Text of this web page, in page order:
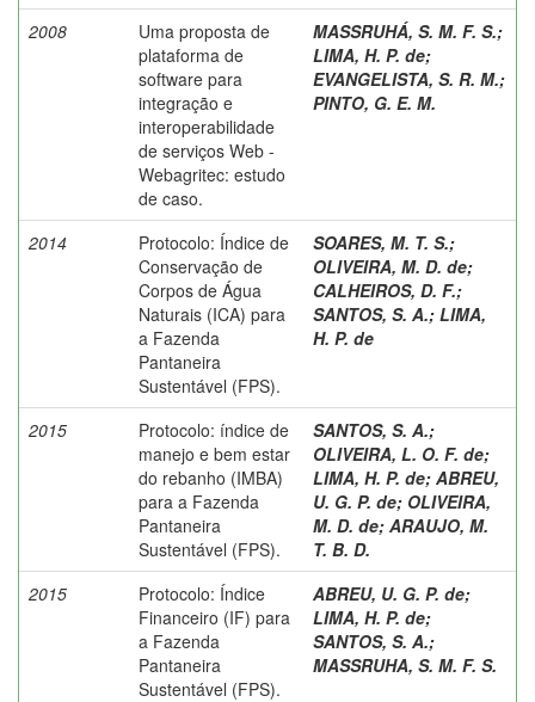
2008
Uma proposta de
plataforma de
software para
integração e
interoperabilidade
de serviços Web -
Webagritec: estudo
de caso.
MASSRUHÁ, S. M. F. S.;
LIMA, H. P. de;
EVANGELISTA, S. R. M.;
PINTO, G. E. M.
2014
Protocolo: Índice de
Conservação de
Corpos de Água
Naturais (ICA) para
a Fazenda
Pantaneira
Sustentável (FPS).
SOARES, M. T. S.;
OLIVEIRA, M. D. de;
CALHEIROS, D. F.;
SANTOS, S. A.; LIMA,
H. P. de
2015
Protocolo: índice de
manejo e bem estar
do rebanho (IMBA)
para a Fazenda
Pantaneira
Sustentável (FPS).
SANTOS, S. A.;
OLIVEIRA, L. O. F. de;
LIMA, H. P. de; ABREU,
U. G. P. de; OLIVEIRA,
M. D. de; ARAUJO, M.
T. B. D.
2015
Protocolo: Índice
Financeiro (IF) para
a Fazenda
Pantaneira
Sustentável (FPS).
ABREU, U. G. P. de;
LIMA, H. P. de;
SANTOS, S. A.;
MASSRUHA, S. M. F. S.